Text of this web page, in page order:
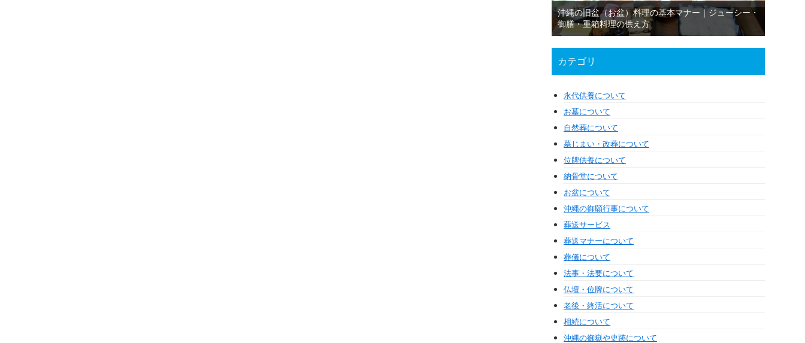
沖縄の旧盆（お盆）料理の基本マナー｜ジューシー・
御膳・重箱料理の供え方
カテゴリ
永代供養について
お墓について
自然葬について
墓じまい・改葬について
位牌供養について
納骨堂について
お盆について
沖縄の御願行事について
葬送サービス
葬送マナーについて
葬儀について
法事・法要について
仏壇・位牌について
老後・終活について
相続について
沖縄の御嶽や史跡について